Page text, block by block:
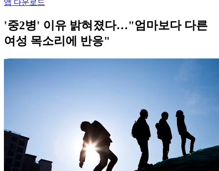
앱 다운로드
'중2병' 이유 밝혀졌다…"엄마보다 다른
여성 목소리에 반응"